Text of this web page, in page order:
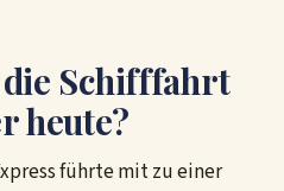
Schifffahrt
heute?
führte mit zu einer